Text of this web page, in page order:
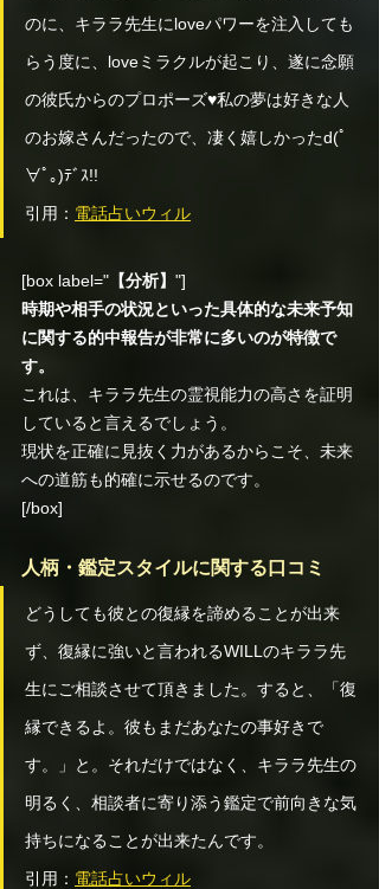
のに、キララ先生にloveパワーを注入しても
らう度に、loveミラクルが起こり、遂に念願
の彼氏からのプロポーズ♥私の夢は好きな人
のお嫁さんだったので、凄く嬉しかったd(ﾟ
∀ﾟ｡)ﾃﾞｽ!!
引用： 電話占いウィル
[box label=" 【分析】 "]
時期や相手の状況といった具体的な未来予知
に関する的中報告が非常に多いのが特徴で
す。
これは、キララ先生の霊視能力の高さを証明
していると言えるでしょう。
現状を正確に見抜く力があるからこそ、未来
への道筋も的確に示せるのです。
[/box]
人柄・鑑定スタイルに関する口コミ
どうしても彼との復縁を諦めることが出来
ず、復縁に強いと言われるWILLのキララ先
生にご相談させて頂きました。すると、「復
縁できるよ。彼もまだあなたの事好きで
す。」と。それだけではなく、キララ先生の
明るく、相談者に寄り添う鑑定で前向きな気
持ちになることが出来たんです。
引用： 電話占いウィル